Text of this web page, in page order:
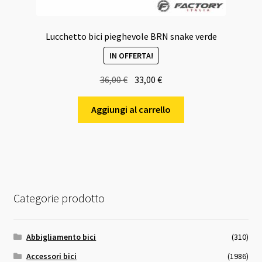
Lucchetto bici pieghevole BRN snake verde
IN OFFERTA!
36,00€
prezzo
originale
era:
33,00€Il
prezzo
attuale
è:
Aggiungi al carrello
Categorie prodotto
Abbigliamento bici
(310)
Accessori bici
(1986)